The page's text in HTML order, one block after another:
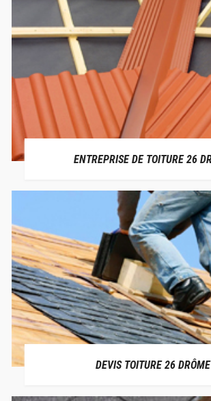
ENTREPRISE DE TOITURE 26
DEVIS TOITURE 26 DRÔME